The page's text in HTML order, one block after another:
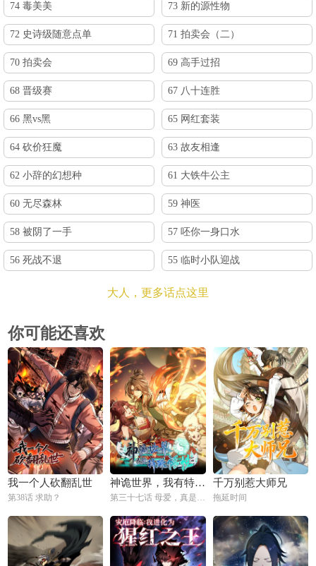
74 毒美美 73 新的源性物
72 史诗级随意点单 71 拍卖会（二）
70 拍卖会 69 高手过招
68 晋级赛 67 八十连胜
66 黑vs黑 65 网红套装
64 砍价狂魔 63 故友相逢
62 小辞的幻想种 61 大铁牛公主
60 无尽森林 59 神医
58 被阴了一手 57 呸你一身口水
56 死战不退 55 临时小队迎战
大人，更多话点这里
你可能还喜欢
我一个人砍翻乱世
第38话 求助？
神诡世界，我有特殊悟性
第三十七话 母爱，真是伟大
千万别惹大师兄
拖延时间